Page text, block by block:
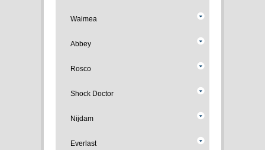
Waimea
Abbey
Rosco
Shock Doctor
Nijdam
Everlast